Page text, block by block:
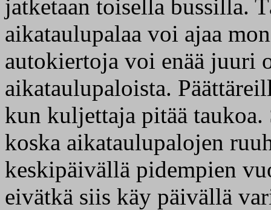
jatketaan toisella bussilla.
aikataulupalaa voi ajaa
autokiertoja voi enää juuri
aikataulupaloista.
kun kuljettaja pitää
koska aikataulupalojen
keskipäivällä pidempien
eivätkä siis käy päivällä